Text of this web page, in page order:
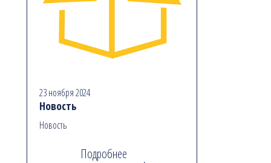
23 ноября 2024
Новость
Новость
Подробнее